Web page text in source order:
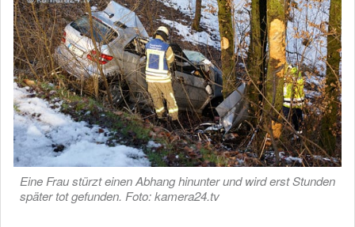
Eine Frau stürzt einen Abhang hinunter und wird erst Stunden
später tot gefunden. Foto: kamera24.tv